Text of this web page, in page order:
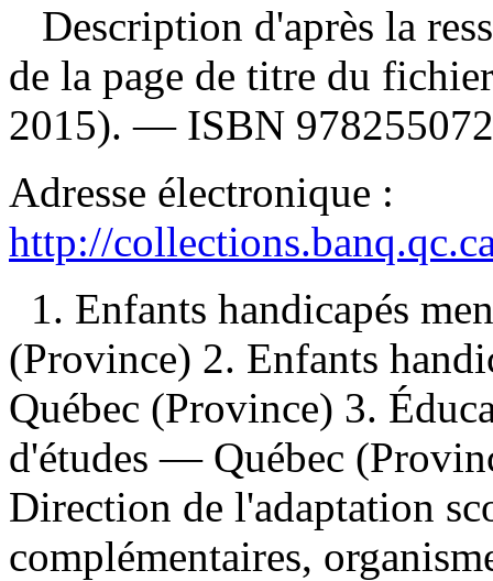
Description d'après la
de la page de titre du
2015). — ISBN
Adresse électronique :
http://
1. Enfants handicapés
(Province) 2. Enfants
Québec (Province) 3.
d'études — Québec
Direction de l'adaptation
complémentaires,